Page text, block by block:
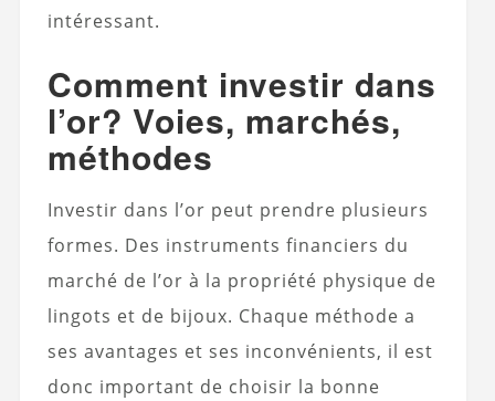
intéressant.
Comment investir dans
l’or? Voies, marchés,
méthodes
Investir dans l’or peut prendre plusieurs
formes. Des instruments financiers du
marché de l’or à la propriété physique de
lingots et de bijoux. Chaque méthode a
ses avantages et ses inconvénients, il est
donc important de choisir la bonne